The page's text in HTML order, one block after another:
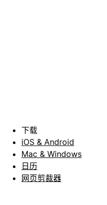
下载
iOS & Android
Mac & Windows
日历
网页剪裁器